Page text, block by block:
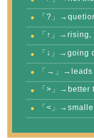
「?」
「↑」
「↓」→going
「→」
「>」→better
「<」